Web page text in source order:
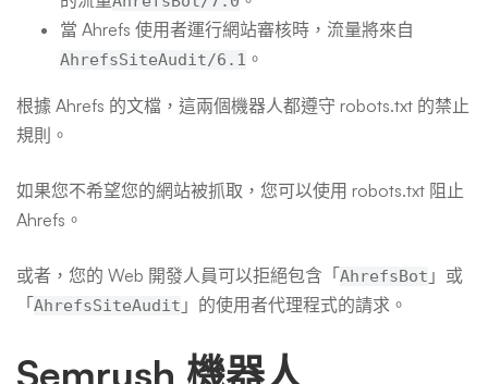
當 Ahrefs 使用者運行網站審核時，流量將來自
AhrefsSiteAudit/6.1 。
根據 Ahrefs 的文檔，這兩個機器人都遵守 robots.txt 的禁止
規則。
如果您不希望您的網站被抓取，您可以使用 robots.txt 阻止
Ahrefs。
或者，您的 Web 開發人員可以拒絕包含「AhrefsBot 」或
「AhrefsSiteAudit 」的使用者代理程式的請求。
Semrush 機器人